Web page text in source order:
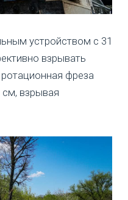
устройством с 31
взрывать
фреза
взрывая